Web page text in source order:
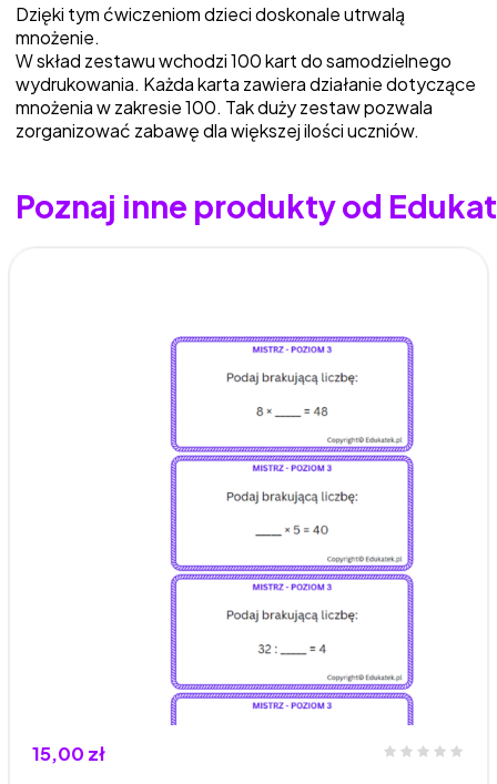
Dzięki tym ćwiczeniom dzieci doskonale utrwalą
mnożenie.
W skład zestawu wchodzi 100 kart do samodzielnego
wydrukowania. Każda karta zawiera działanie dotyczące
mnożenia w zakresie 100. Tak duży zestaw pozwala
zorganizować zabawę dla większej ilości uczniów.
Poznaj inne produkty od
15,00 zł